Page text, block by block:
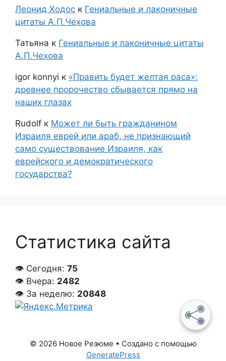
Леонид Ходос к Гениальные и лаконичные
цитаты А.П.Чехова
Татьяна к Гениальные и лаконичные цитаты
А.П.Чехова
igor konnyi к «Править будет желтая раса»:
древнее пророчество сбывается прямо на
наших глазах
Rudolf к Может ли быть гражданином
Израиля еврей или араб, не признающий
само существование Израиля, как
еврейского и демократического
государства?
Статистика сайта
👁 Сегодня: 75
👁 Вчера: 2482
👁 За неделю: 20848
© 2026 Новое Резюме • Создано с помощью
GeneratePress